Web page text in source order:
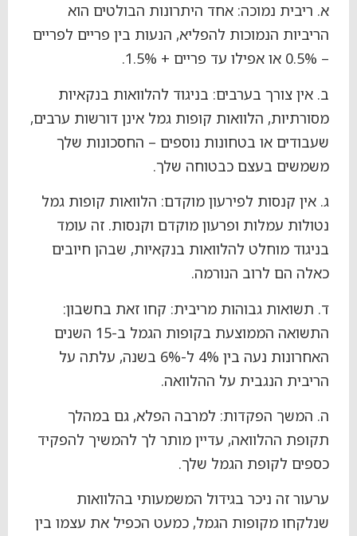
א. ריבית נמוכה: אחד היתרונות הבולטים הוא
הריביות הנמוכות להפליא, הנעות בין פריים לפריים
– 0.5% או אפילו עד פריים + 1.5%.
ב. אין צורך בערבים: בניגוד להלוואות בנקאיות
מסורתיות, הלוואות קופות גמל אינן דורשות ערבים,
שעבודים או בטחונות נוספים – החסכונות שלך
משמשים בעצם כבטוחה שלך.
ג. אין קנסות לפירעון מוקדם: הלוואות קופות גמל
נטולות עמלות ופרעון מוקדם וקנסות. זה עומד
בניגוד מוחלט להלוואות בנקאיות, שבהן חיובים
כאלה הם לרוב הנורמה.
ד. תשואות גבוהות מריבית: קחו זאת בחשבון:
התשואה הממוצעת בקופות הגמל ב-15 השנים
האחרונות נעה בין 4% ל-6% בשנה, עלתה על
הריבית הנגבית על ההלוואה.
ה. המשך הפקדות: למרבה הפלא, גם במהלך
תקופת ההלוואה, עדיין מותר לך להמשיך להפקיד
כספים לקופת הגמל שלך.
ערעור זה ניכר בגידול המשמעותי בהלוואות
שנלקחו מקופות הגמל, כמעט הכפיל את עצמו בין